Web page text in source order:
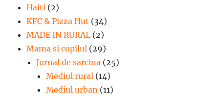
Haiti (2)
KFC & Pizza Hut (34)
MADE IN RURAL (2)
Mama si copilul (29)
Jurnal de sarcina (25)
Mediul rural (14)
Mediul urban (11)